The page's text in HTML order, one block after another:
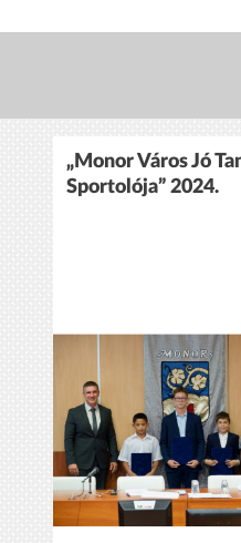
„Monor Város Jó
Sportolója” 2024.